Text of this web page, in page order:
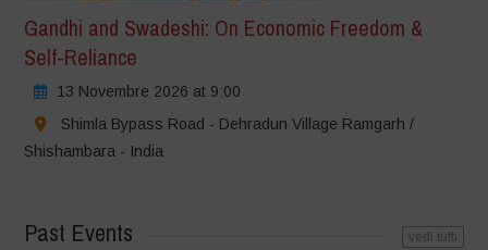
Gandhi and Swadeshi: On Economic Freedom &
Self-Reliance
13 Novembre 2026 at 9:00
Shimla Bypass Road - Dehradun Village Ramgarh /
Shishambara - India
Past Events vedi tutti